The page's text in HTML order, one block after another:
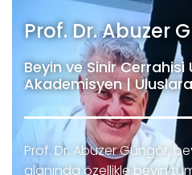
Prof. Dr. Abuzer
Beyin ve Sinir Cerrahisi
Akademisyen |
Prof. Dr. Abuzer Güngör,
alanında özellikle beyin